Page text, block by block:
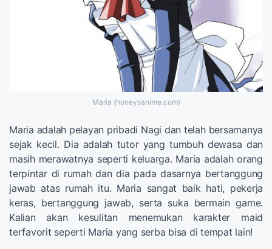
Maria (honeysanime.com)
Maria adalah pelayan pribadi Nagi dan telah bersamanya
sejak kecil. Dia adalah tutor yang tumbuh dewasa dan
masih merawatnya seperti keluarga. Maria adalah orang
terpintar di rumah dan dia pada dasarnya bertanggung
jawab atas rumah itu. Maria sangat baik hati, pekerja
keras, bertanggung jawab, serta suka bermain game.
Kalian akan kesulitan menemukan karakter maid
terfavorit seperti Maria yang serba bisa di tempat lain!